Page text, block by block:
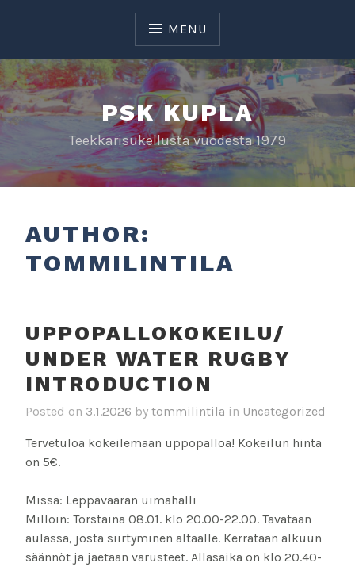
MENU
PSK KUPLA
Teekkarisukellusta vuodesta 1979
AUTHOR:
TOMMILINTILA
UPPOPALLOKOKEILU/
UNDER WATER RUGBY
INTRODUCTION
Posted on 3.1.2026 by tommilintila in Uncategorized
Tervetuloa kokeilemaan uppopalloa! Kokeilun hinta
on 5€.
Missä: Leppävaaran uimahalli
Milloin: Torstaina 08.01. klo 20.00-22.00. Tavataan
aulassa, josta siirtyminen altaalle. Kerrataan alkuun
säännöt ja jaetaan varusteet. Allasaika on klo 20.40-